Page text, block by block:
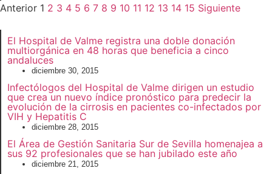
Anterior 1 2 3 4 5 6 7 8 9 10 11 12 13 14 15 Siguiente
El Hospital de Valme registra una doble donación
multiorgánica en 48 horas que beneficia a cinco
andaluces
diciembre 30, 2015
Infectólogos del Hospital de Valme dirigen un estudio
que crea un nuevo índice pronóstico para predecir la
evolución de la cirrosis en pacientes co-infectados por
VIH y Hepatitis C
diciembre 28, 2015
El Área de Gestión Sanitaria Sur de Sevilla homenajea a
sus 92 profesionales que se han jubilado este año
diciembre 21, 2015